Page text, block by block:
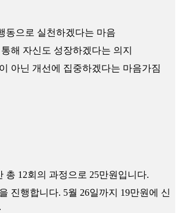
동으로 실천하겠다는 마음
해 자신도 성장하겠다는 의지
아닌 개선에 집중하겠다는 마음가짐
총 12회의 과정으로 25만원입니다.
진행합니다. 5월 26일까지 19만원에 신